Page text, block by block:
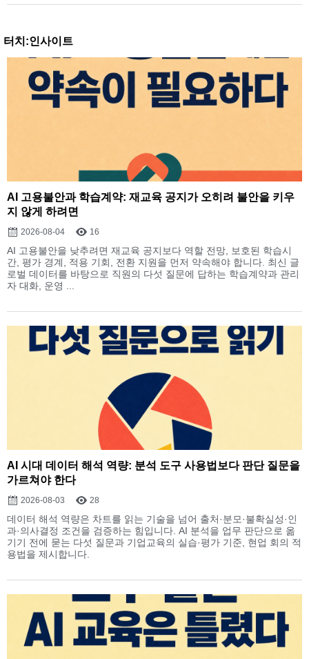
터치:인사이트
AI 고용불안과 학습계약: 재교육 공지가 오히려 불안을 키우
지 않게 하려면
2026-08-04 16
AI 고용불안을 낮추려면 재교육 공지보다 역할 전망, 보호된 학습시
간, 평가 경계, 적용 기회, 전환 지원을 먼저 약속해야 합니다. 최신 글
로벌 데이터를 바탕으로 직원의 다섯 질문에 답하는 학습계약과 관리
자 대화, 운영 ...
AI 시대 데이터 해석 역량: 분석 도구 사용법보다 판단 질문을
가르쳐야 한다
2026-08-03 28
데이터 해석 역량은 차트를 읽는 기술을 넘어 출처·분모·불확실성·인
과·의사결정 조건을 검증하는 힘입니다. AI 분석을 업무 판단으로 옮
기기 전에 묻는 다섯 질문과 기업교육의 실습·평가 기준, 현업 회의 적
용법을 제시합니다.